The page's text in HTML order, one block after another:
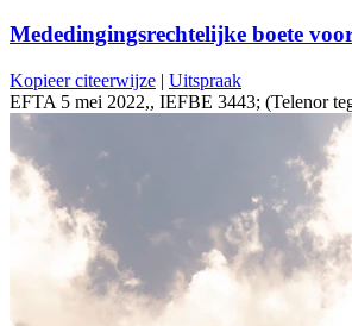
Mededingingsrechtelijke boete
Kopieer citeerwijze | Uitspraak
EFTA 5 mei 2022,, IEFBE 3443; (Telenor